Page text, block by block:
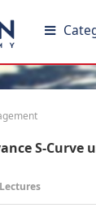
S-Curve
Lectures